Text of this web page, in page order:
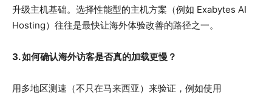
升级主机基础。选择性能型的主机方案（例如 Exabytes AI
Hosting）往往是最快让海外体验改善的路径之一。
3. 如何确认海外访客是否真的加载更慢？
用多地区测速（不只在马来西亚）来验证，例如使用